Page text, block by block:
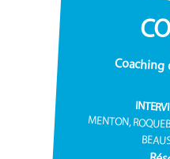
Coaching
MENTON,